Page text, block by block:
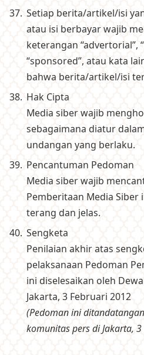
Setiap berita/artikel/isi
atau isi berbayar wajib
keterangan “advertorial”,
“sponsored”, atau kata
bahwa berita/artikel/isi
Hak Cipta
Media siber wajib
sebagaimana diatur
undangan yang berlaku.
Pencantuman Pedoman
Media siber wajib
Pemberitaan Media Siber
terang dan jelas.
Sengketa
Penilaian akhir atas
pelaksanaan Pedoman
ini diselesaikan oleh
Jakarta, 3 Februari 2012
(Pedoman ini
komunitas pers di Jakarta,